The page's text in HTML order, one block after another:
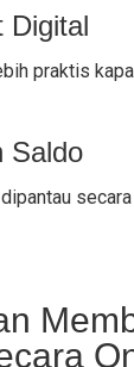
Digital
praktis
Saldo